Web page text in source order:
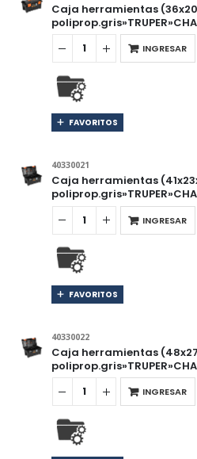
Caja herramientas
INGRESAR
FAVORITOS
40330021
Caja herramientas
INGRESAR
FAVORITOS
40330022
Caja herramientas
INGRESAR